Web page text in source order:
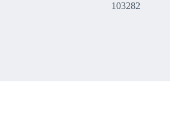
103282